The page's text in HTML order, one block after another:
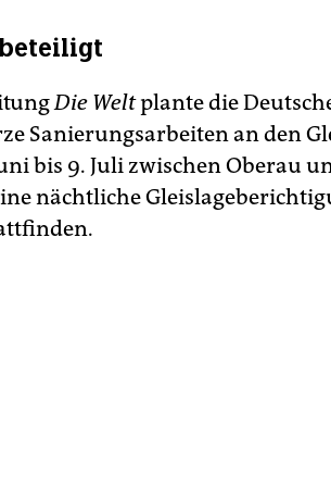
Die Weltplante die
Sanierungsarbeiten an den
bis 9. Juli zwischen Oberau
nächtliche